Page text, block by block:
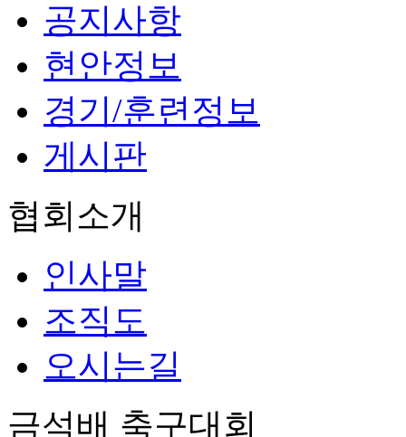
공지사항
현안정보
경기/훈련정보
게시판
협회소개
인사말
조직도
오시는길
금석배 축구대회